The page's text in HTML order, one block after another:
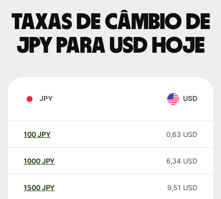
Taxas de câmbio de
JPY para USD hoje
JPY USD
100JPY 0,63 USD
1000JPY 6,34 USD
1500JPY 9,51 USD